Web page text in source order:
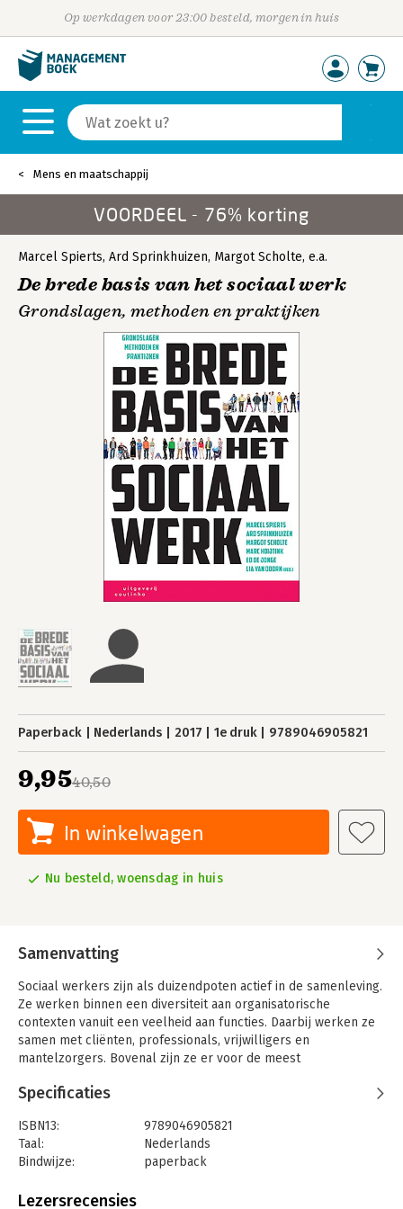
Op werkdagen voor 23:00 besteld, morgen in huis
Mens en maatschappij
VOORDEEL - 76% korting
Marcel Spierts, Ard Sprinkhuizen, Margot Scholte, e.a.
De brede basis van het sociaal werk
Grondslagen, methoden en praktijken
Paperback Nederlands 2017 1e druk 9789046905821
40,50
9,95
In winkelwagen
Nu besteld, woensdag in huis
Samenvatting
Sociaal werkers zijn als duizendpoten actief in de samenleving.
Ze werken binnen een diversiteit aan organisatorische
contexten vanuit een veelheid aan functies. Daarbij werken ze
samen met cliënten, professionals, vrijwilligers en
mantelzorgers. Bovenal zijn ze er voor de meest
geconfronteerd met allerhande individuele, sociale en
het zicht op de gemeenschappelijke basis van het beroep
verloren te gaan. Dit zicht is echter van groot belang voor het
ontwikkelen van een krachtige beroepsidentiteit, voor de
verstevigen van de positie van het beroep in de samenleving.
Specificaties
ISBN13:
9789046905821
Taal:
Nederlands
Bindwijze:
paperback
Druk:
Lezersrecensies